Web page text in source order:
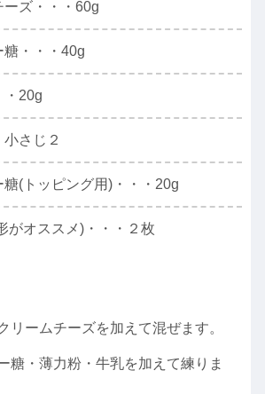
ーズ・・・60g
糖・・・40g
・20g
さじ２
糖(トッピング用)・・・20g
がオススメ)・・・２枚
リームチーズを加えて混ぜます。
糖・薄力粉・牛乳を加えて練りま